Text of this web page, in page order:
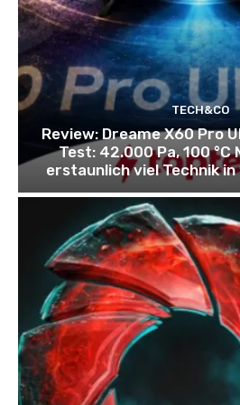
TECH&CO
Review: Dreame X60 Pro
Test: 42.000 Pa, 100 °C
erstaunlich viel Technik in